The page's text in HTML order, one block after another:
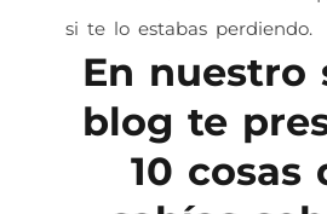
si te lo estabas perdiendo.
En nuestro
blog te
10 cosas